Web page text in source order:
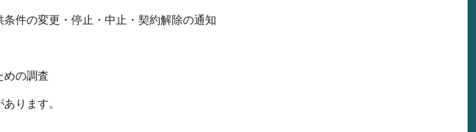
件の変更・停止・中止・契約解除の通知
めの調査
ります。